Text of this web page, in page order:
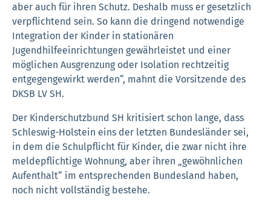
aber auch für ihren Schutz. Deshalb muss er gesetzlich
verpflichtend sein. So kann die dringend notwendige
Integration der Kinder in stationären
Jugendhilfeeinrichtungen gewährleistet und einer
möglichen Ausgrenzung oder Isolation rechtzeitig
entgegengewirkt werden“, mahnt die Vorsitzende des
DKSB LV SH.
Der Kinderschutzbund SH kritisiert schon lange, dass
Schleswig-Holstein eins der letzten Bundesländer sei,
in dem die Schulpflicht für Kinder, die zwar nicht ihre
meldepflichtige Wohnung, aber ihren „gewöhnlichen
Aufenthalt“ im entsprechenden Bundesland haben,
noch nicht vollständig bestehe.